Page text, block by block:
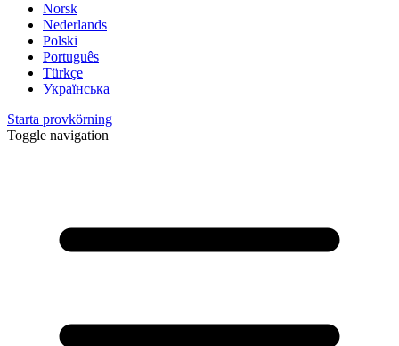
Norsk
Nederlands
Polski
Português
Türkçe
Українська
Starta provkörning
Toggle navigation